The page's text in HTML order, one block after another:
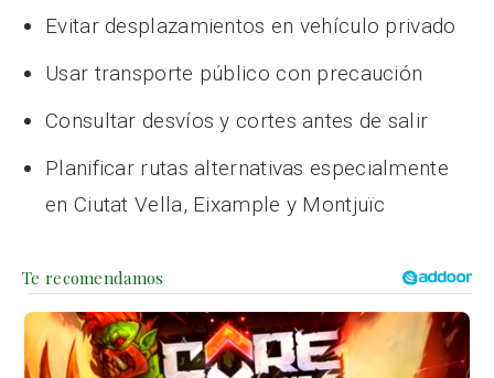
Evitar desplazamientos en vehículo privado
Usar transporte público con precaución
Consultar desvíos y cortes antes de salir
Planificar rutas alternativas especialmente
en Ciutat Vella, Eixample y Montjuïc